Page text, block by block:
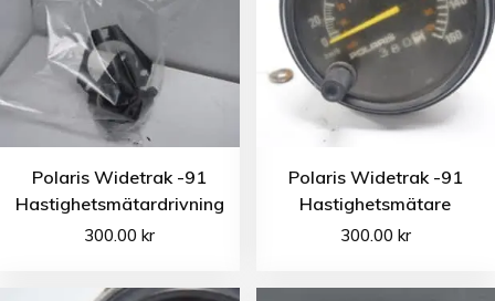
Polaris Widetrak -91
Hastighetsmätardrivning
300.00kr
Polaris Widetrak -91
Hastighetsmätare
300.00 kr